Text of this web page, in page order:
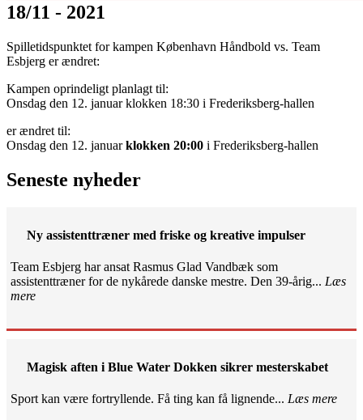
18/11 - 2021
Spilletidspunktet for kampen København Håndbold vs. Team
Esbjerg er ændret:
Kampen oprindeligt planlagt til:
Onsdag den 12. januar klokken 18:30 i Frederiksberg-hallen
er ændret til:
Onsdag den 12. januarklokken 20:00 i Frederiksberg-hallen
Seneste nyheder
Ny assistenttræner med friske og kreative impulser
Team Esbjerg har ansat Rasmus Glad Vandbæk som
assistenttræner for de nykårede danske mestre. Den 39-årig... Læs
mere
Magisk aften i Blue Water Dokken sikrer mesterskabet
Sport kan være fortryllende. Få ting kan få lignende... Læs mere